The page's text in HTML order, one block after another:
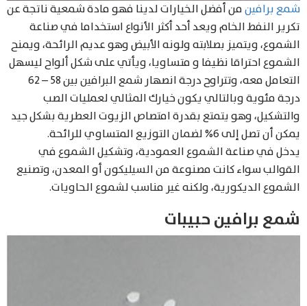
شمع برافينمن أفضل الخيارات لدينا فهو مادة شمعية ناتجة عن
تكرير النفط الخام ويعد أحد أكثر الأنواع استخداما في صناعة
الشموع، ويتميز بصلابته ولونه الأبيض وهو عديم الرائحة، ويمنح
الشموع احتراقا نظيفا و متساويا، ويأتي على شكل ألواح ليسهل
التعامل معه، وتتراوح درجة انصهار شمع البرافين بين 58 – 62
درجة مئوية وبالتالي يكون خيارك المثالي لعمليات الصب
والتشكيل، وهو يتمتع بقدرة امتصاص الزيوت العطرية بشكل جيد
يمكن أن تصل إلى 6% لضمان التوزيع المتساوي للرائحة.
يدخل في صناعة الشموع العمودية، وتشكيل الشموع في
القوالب سواء كانت مصنوعة من السيليكون أو المعدن، وتصنيع
الشموع الديكورية، ولكنه غير مناسب لشموع الحاويات.
شمع برافين حبيبات